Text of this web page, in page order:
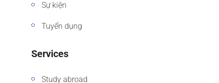
Sự kiện
Tuyển dụng
Services
Study abroad